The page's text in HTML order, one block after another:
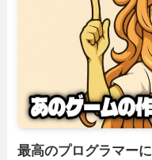
最高のプログラマー